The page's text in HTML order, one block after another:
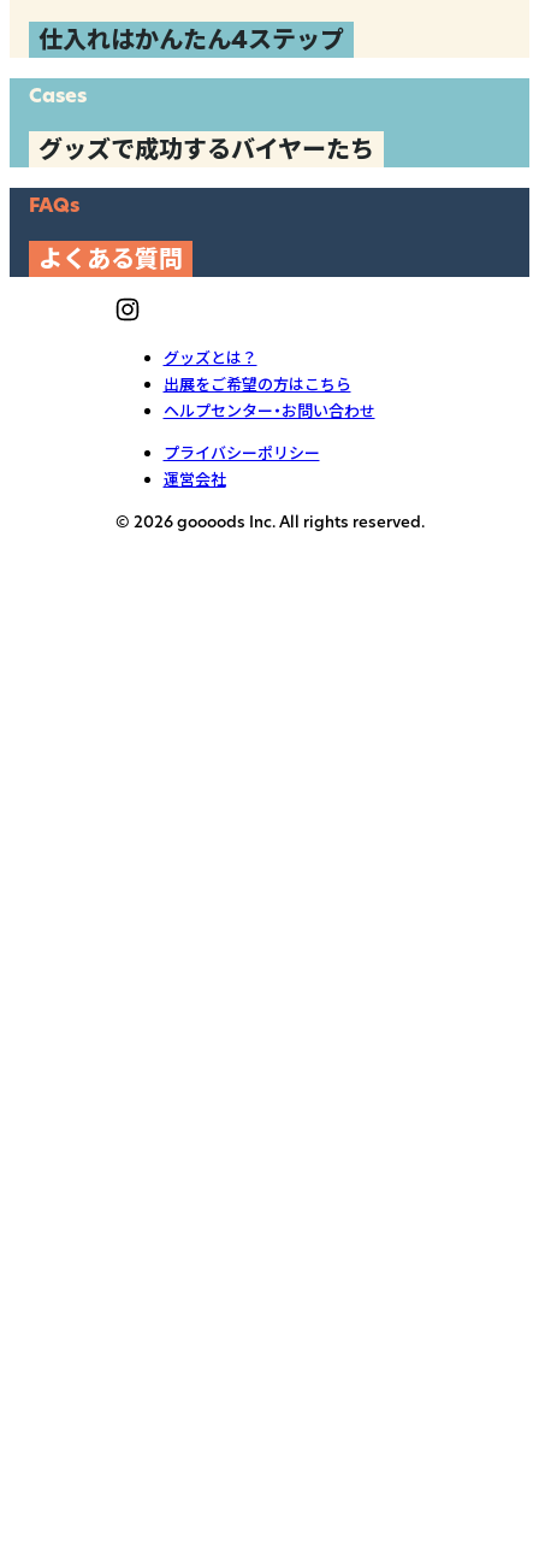
仕入れはかんたん4ステップ
Cases
グッズで成功するバイヤーたち
FAQs
よくある質問
グッズとは？
出展をご希望の方はこちら
ヘルプセンター・お問い合わせ
プライバシーポリシー
運営会社
© 2026 goooods Inc. All rights reserved.